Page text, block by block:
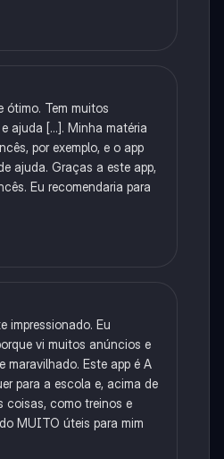
ótimo. Tem muitos
ajuda [...]. Minha matéria
por exemplo, e o app
ajuda. Graças a este app,
Eu recomendaria para
impressionado. Eu
vi muitos anúncios e
maravilhado. Este app é A
para a escola e, acima de
coisas, como treinos e
MUITO úteis para mim